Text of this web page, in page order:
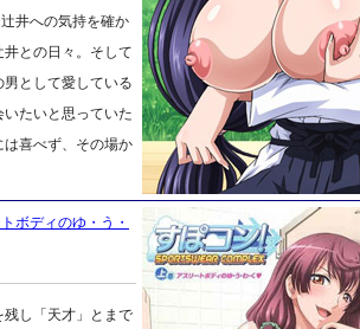
井への気持を確か
との日々。そして
として愛している
たいと思っていた
は喜べず、その場か
ボディのゆ・う・
し「天才」とまで